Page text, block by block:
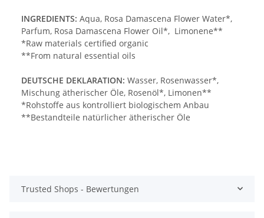
INGREDIENTS: Aqua, Rosa Damascena Flower Water*,
Parfum, Rosa Damascena Flower Oil*, Limonene**
*Raw materials certified organic
**From natural essential oils
DEUTSCHE DEKLARATION: Wasser, Rosenwasser*,
Mischung ätherischer Öle, Rosenöl*, Limonen**
*Rohstoffe aus kontrolliert biologischem Anbau
**Bestandteile natürlicher ätherischer Öle
Trusted Shops - Bewertungen